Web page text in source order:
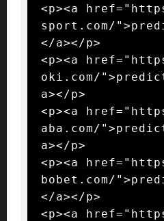
<p><a
sport.com/
</a></p>
<p><a
oki.com/
a></p>
<p><a
aba.com/
a></p>
<p><a
bobet.com/
</a></p>
<p><a